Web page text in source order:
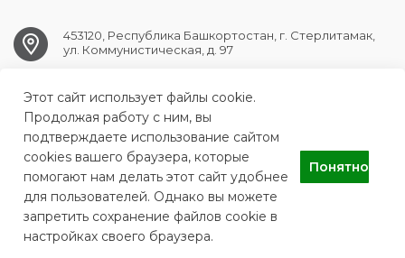
453120, Республика Башкортостан, г. Стерлитамак,
ул. Коммунистическая, д. 97
str.gkb1@doctorrb.ru
ГБУЗ РБ ГКБ № 1 г.Стерлитамак
Этот сайт использует файлы cookie.
Продолжая работу с ним, вы
подтверждаете использование сайтом
cookies вашего браузера, которые
помогают нам делать этот сайт удобнее
для пользователей. Однако вы можете
запретить сохранение файлов cookie в
настройках своего браузера.
Понятно